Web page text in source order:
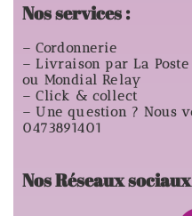
Nos services :
– Cordonnerie
– Livraison par La Poste
ou Mondial Relay
– Click & collect
– Une question ? Nous
0473891401
Nos Réseaux